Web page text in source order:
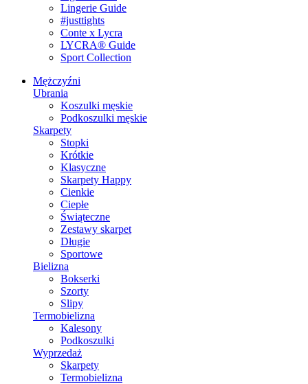
Lingerie Guide
#justtights
Conte x Lycra
LYCRA® Guide
Sport Сollection
Mężczyźni
Ubrania
Koszulki męskie
Podkoszulki męskie
Skarpety
Stopki
Krótkie
Klasyczne
Skarpety Happy
Cienkie
Ciepłe
Świąteczne
Zestawy skarpet
Długie
Sportowe
Bielizna
Bokserki
Szorty
Slipy
Termobielizna
Kalesony
Podkoszulki
Wyprzedaż
Skarpety
Termobielizna